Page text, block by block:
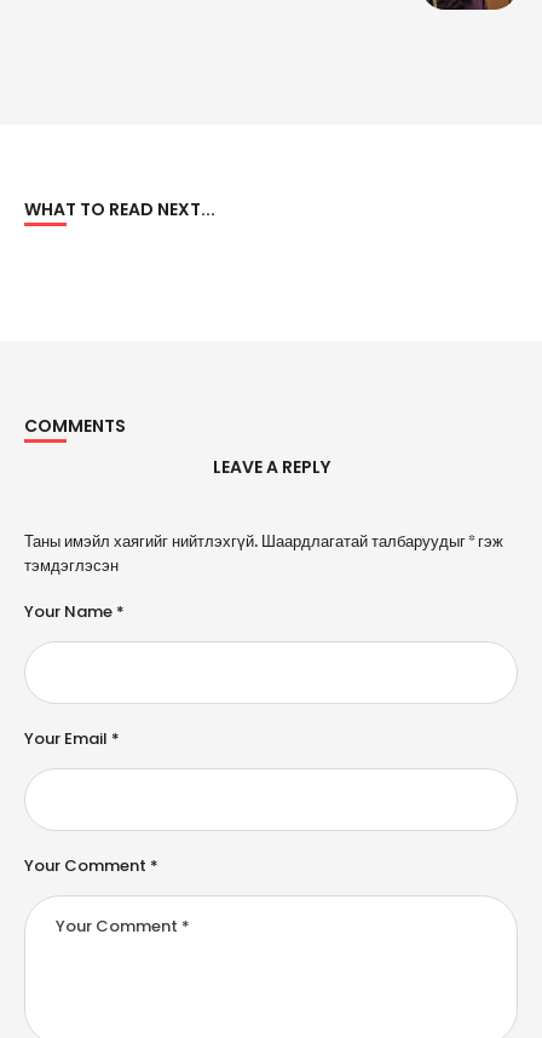
WHAT TO READ NEXT...
COMMENTS
LEAVE A REPLY
Таны имэйл хаягийг нийтлэхгүй. Шаардлагатай талбаруудыг*гэж
тэмдэглэсэн
Your Comment *
Your Name *
Your Email *
A
l
e
n
a
ti
e